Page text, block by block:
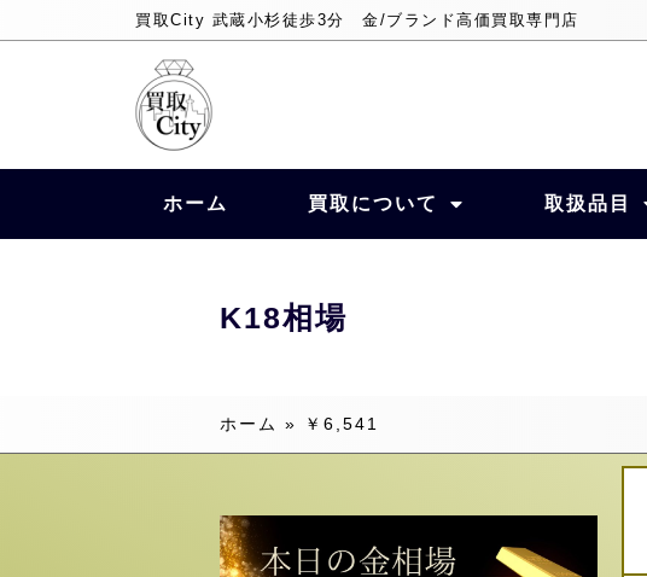
買取City 武蔵小杉徒歩3分 金/ブランド高価買取専門店
ホーム 買取について 取扱品目
K18相場
ホーム » ￥6,541